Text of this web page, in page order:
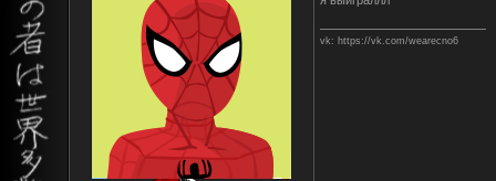
vk: https://vk.com/wearecno6